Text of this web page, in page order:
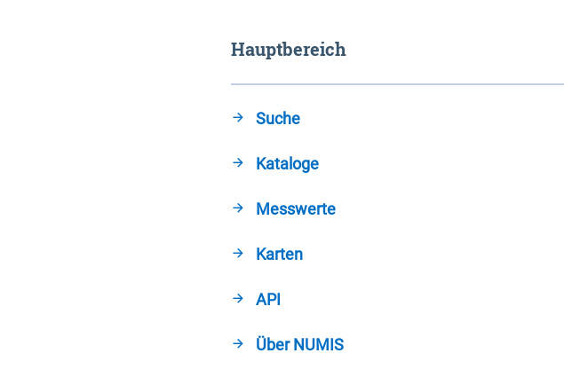
Hauptbereich
Suche
Kataloge
Messwerte
Karten
API
Über NUMIS